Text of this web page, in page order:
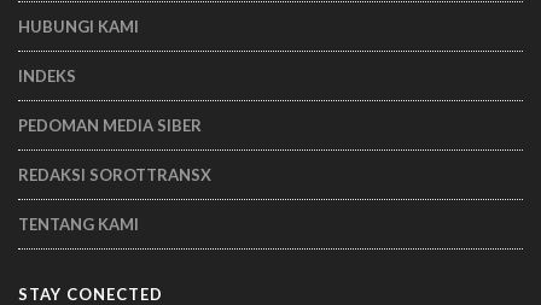
HUBUNGI KAMI
INDEKS
PEDOMAN MEDIA SIBER
REDAKSI SOROTTRANSX
TENTANG KAMI
STAY CONECTED